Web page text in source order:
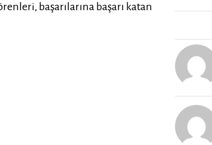
başarılarına başarı katan